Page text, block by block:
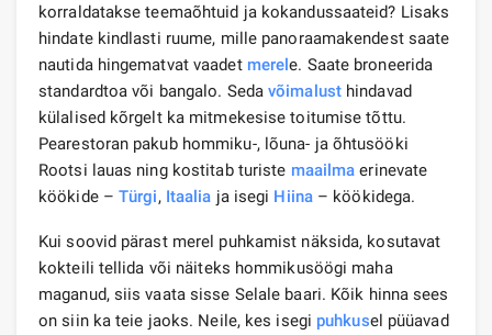
korraldatakse teemaõhtuid ja kokandussaateid? Lisaks
hindate kindlasti ruume, mille panoraamakendest saate
nautida hingematvat vaadet merele. Saate broneerida
standardtoa või bangalo. Sedavõimalusthindavad
külalised kõrgelt ka mitmekesise toitumise tõttu.
Pearestoran pakub hommiku-, lõuna- ja õhtusööki
Rootsi lauas ning kostitab turiste maailma erinevate
köökide – Türgi, Itaalia ja isegi Hiina– köökidega.
Kui soovid pärast merel puhkamist näksida, kosutavat
kokteili tellida või näiteks hommikusöögi maha
maganud, siis vaata sisse Selale baari. Kõik hinna sees
on siin ka teie jaoks. Neile, kes isegi puhkusel püüavad